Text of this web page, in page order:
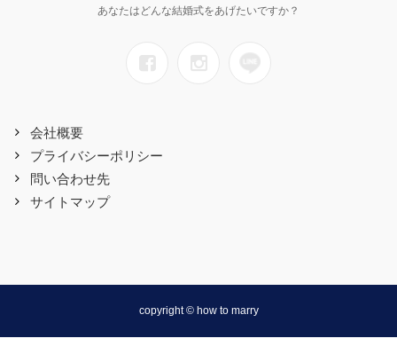
あなたはどんな結婚式をあげたいですか？
会社概要
プライバシーポリシー
問い合わせ先
サイトマップ
copyright © how to marry